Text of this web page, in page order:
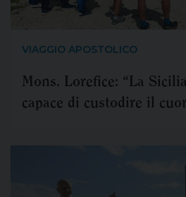
VIAGGIO APOSTOLICO
Mons. Lorefice: “La
capace di custodire il